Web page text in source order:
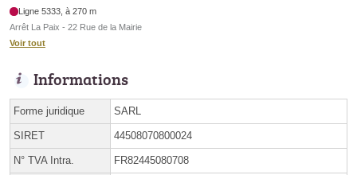
Ligne 5333, à 270 m
Arrêt La Paix - 22 Rue de la Mairie
Voir tout
Informations
Forme juridique SARL
SIRET 44508070800024
N° TVA Intra. FR82445080708